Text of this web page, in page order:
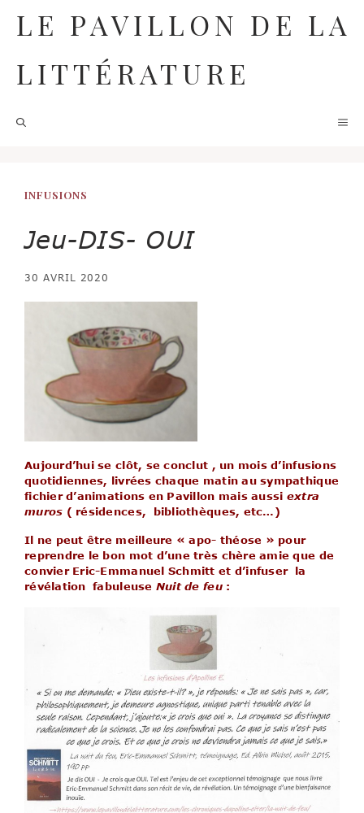
contenu
LE PAVILLON DE LA
LITTÉRATURE
INFUSIONS
Jeu-DIS- OUI
30 AVRIL 2020
Aujourd’hui se clôt, se conclut , un mois d’infusions
quotidiennes, livrées chaque matin au sympathique
fichier d’animations en Pavillon mais aussi extra
muros ( résidences, bibliothèques, etc…)
Il ne peut être meilleure « apo- théose » pour
reprendre le bon mot d’une très chère amie que de
convier Eric-Emmanuel Schmitt et d’infuser la
révélation fabuleuse Nuit de feu :